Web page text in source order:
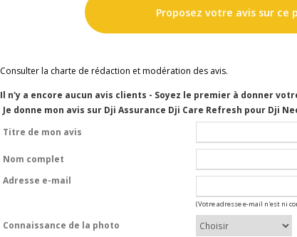
Proposez votre avis sur ce
Consulter la charte de rédaction et modération des avis.
Il n'y a encore aucun avis clients - Soyez le premier à donner
Je donne mon avis sur Dji Assurance Dji Care Refresh pour Dji
Titre de mon avis
Nom complet
Adresse e-mail
(Votre adresse e-mail n'est ni
Connaissance de la photo